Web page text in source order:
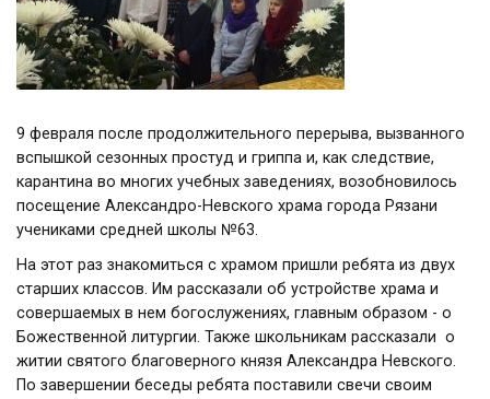
9 февраля после продолжительного перерыва, вызванного
вспышкой сезонных простуд и гриппа и, как следствие,
карантина во многих учебных заведениях, возобновилось
посещение Александро-Невского храма города Рязани
учениками средней школы №63.
На этот раз знакомиться с храмом пришли ребята из двух
старших классов. Им рассказали об устройстве храма и
совершаемых в нем богослужениях, главным образом - о
Божественной литургии. Также школьникам рассказали о
житии святого благоверного князя Александра Невского.
По завершении беседы ребята поставили свечи своим